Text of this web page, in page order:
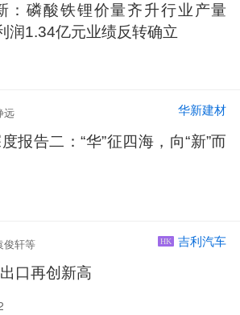
：磷酸铁锂价量齐升行业产量
润1.34亿元业绩反转确立
远 华新建材
报告二：“华”征四海，向“新”而
俊轩等 HK 吉利汽车
口再创新高